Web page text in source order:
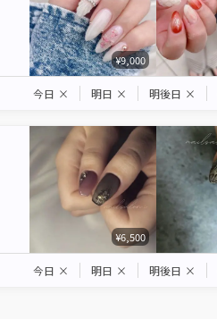
¥9,000
今日 × 明日 × 明後日 ×
¥6,500
今日 × 明日 × 明後日 ×